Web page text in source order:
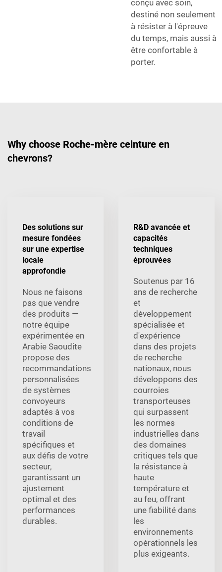
conçu avec soin,
destiné non seulement
à résister à l'épreuve
du temps, mais aussi à
être confortable à
porter.
Why choose Roche-mère ceinture en
chevrons?
Des solutions sur
mesure fondées
sur une expertise
locale
approfondie
Nous ne faisons
pas que vendre
des produits —
notre équipe
expérimentée en
Arabie Saoudite
propose des
recommandations
personnalisées
de systèmes
convoyeurs
adaptés à vos
conditions de
travail
spécifiques et
aux défis de votre
secteur,
garantissant un
ajustement
optimal et des
performances
durables.
R&D avancée et
capacités
techniques
éprouvées
Soutenus par 16
ans de recherche
et
développement
spécialisée et
d'expérience
dans des projets
de recherche
nationaux, nous
développons des
courroies
transporteuses
qui surpassent
les normes
industrielles dans
des domaines
critiques tels que
la résistance à
haute
température et
au feu, offrant
une fiabilité dans
les
environnements
opérationnels les
plus exigeants.